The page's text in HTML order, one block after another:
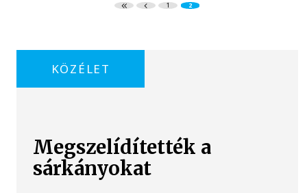
1 2
KÖZÉLET
Megszelídítették a
sárkányokat